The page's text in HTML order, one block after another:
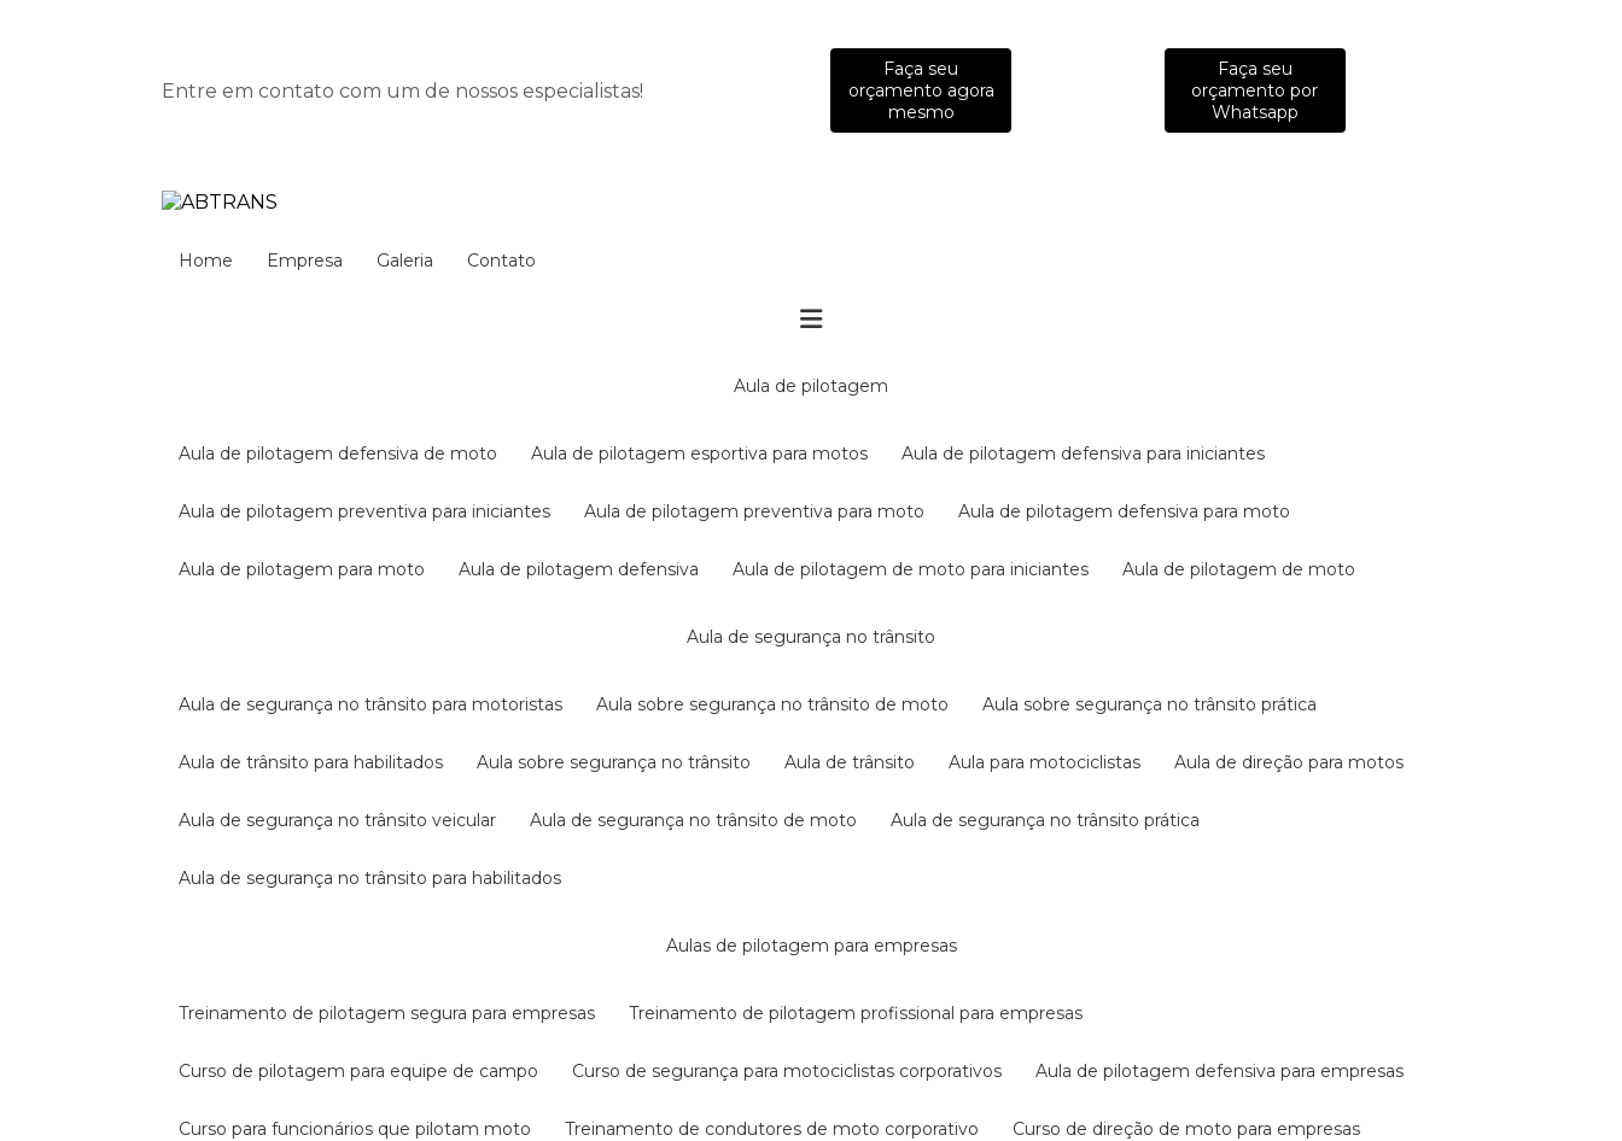
Entre em contato com um de nossos especialistas!
Faça seu
orçamento agora
mesmo
Faça seu
orçamento por
Whatsapp
Home Empresa Galeria Contato
aula de pilotagem
aula de pilotagem defensiva de moto aula de pilotagem esportiva para motos aula de pilotagem defensiva para iniciantes
aula de pilotagem preventiva para iniciantes aula de pilotagem preventiva para moto aula de pilotagem defensiva para moto
aula de pilotagem para moto aula de pilotagem defensiva aula de pilotagem de moto para iniciantes aula de pilotagem de moto
aula de segurança no trânsito
aula de segurança no trânsito para motoristas aula sobre segurança no trânsito de moto aula sobre segurança no trânsito prática
aula de trânsito para habilitados aula sobre segurança no trânsito aula de trânsito aula para motociclistas aula de direção para motos
aula de segurança no trânsito veicular aula de segurança no trânsito de moto aula de segurança no trânsito prática
aula de segurança no trânsito para habilitados
aulas de pilotagem para empresas
treinamento de pilotagem segura para empresas treinamento de pilotagem profissional para empresas
curso de pilotagem para equipe de campo curso de segurança para motociclistas corporativos aula de pilotagem defensiva para empresas
curso para funcionários que pilotam moto treinamento de condutores de moto corporativo curso de direção de moto para empresas